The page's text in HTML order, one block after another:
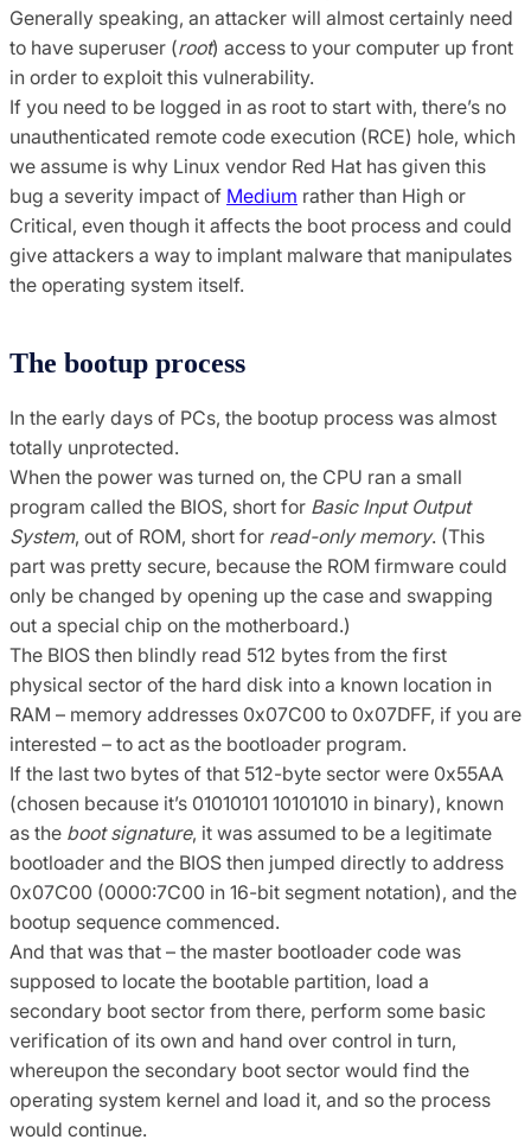
Generally speaking, an attacker will almost certainly need
to have superuser (root) access to your computer up front
in order to exploit this vulnerability.
If you need to be logged in as root to start with, there’s no
unauthenticated remote code execution (RCE) hole, which
we assume is why Linux vendor Red Hat has given this
bug a severity impact of Medium rather than High or
Critical, even though it affects the boot process and could
give attackers a way to implant malware that manipulates
the operating system itself.
The bootup process
In the early days of PCs, the bootup process was almost
totally unprotected.
When the power was turned on, the CPU ran a small
program called the BIOS, short for Basic Input Output
System, out of ROM, short for read-only memory. (This
part was pretty secure, because the ROM firmware could
only be changed by opening up the case and swapping
out a special chip on the motherboard.)
The BIOS then blindly read 512 bytes from the first
physical sector of the hard disk into a known location in
RAM – memory addresses 0x07C00 to 0x07DFF, if you are
interested – to act as the bootloader program.
If the last two bytes of that 512-byte sector were 0x55AA
(chosen because it’s 01010101 10101010 in binary), known
as the boot signature, it was assumed to be a legitimate
bootloader and the BIOS then jumped directly to address
0x07C00 (0000:7C00 in 16-bit segment notation), and the
bootup sequence commenced.
And that was that – the master bootloader code was
supposed to locate the bootable partition, load a
secondary boot sector from there, perform some basic
verification of its own and hand over control in turn,
whereupon the secondary boot sector would find the
operating system kernel and load it, and so the process
would continue.